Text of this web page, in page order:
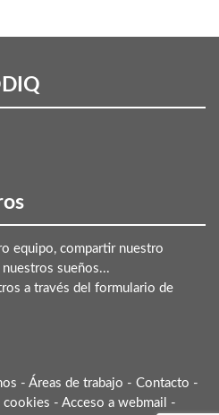
equipo, compartir nuestro
sueños...
a través del formulario de
- Áreas de trabajo - Contacto -
cookies - Acceso a webmail -